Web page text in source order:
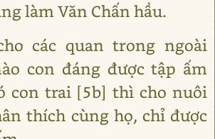
làm Văn Chấn hầu.
các quan trong ngoài
con đáng được tập ấm
con trai [5b] thì cho nuôi
thích cùng họ, chỉ được